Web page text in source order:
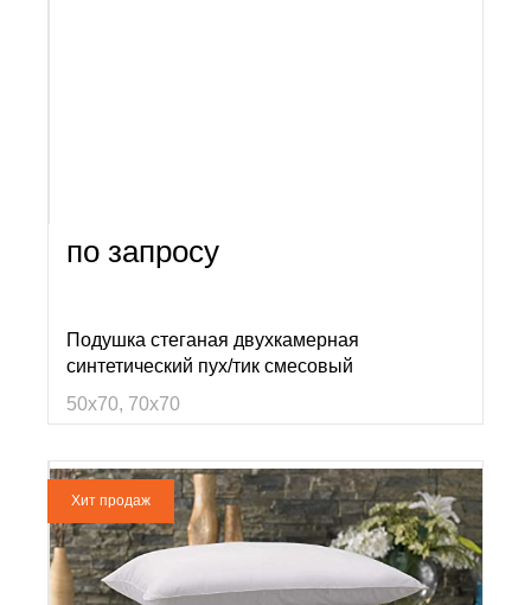
по запросу
Подушка стеганая двухкамерная
синтетический пух/тик смесовый
50х70, 70х70